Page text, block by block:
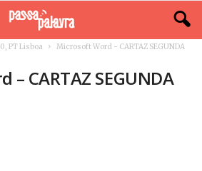
PT Lisboa
Microsoft Word - CARTAZ SEGUNDA
CARTAZ SEGUNDA